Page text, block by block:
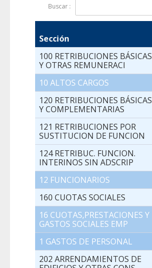
Buscar :
Sección
100 RETRIBUCIONES BÁSICAS
Y OTRAS REMUNERACI
10 ALTOS CARGOS
120 RETRIBUCIONES BÁSICAS
Y COMPLEMENTARIAS
121 RETRIBUCIONES POR
SUSTITUCION DE FUNCION
124 RETRIBUC. FUNCION.
INTERINOS SIN ADSCRIP
12 FUNCIONARIOS
160 CUOTAS SOCIALES
16 CUOTAS,PRESTACIONES Y
GASTOS SOCIALES EMP
1 GASTOS DE PERSONAL
202 ARRENDAMIENTOS DE